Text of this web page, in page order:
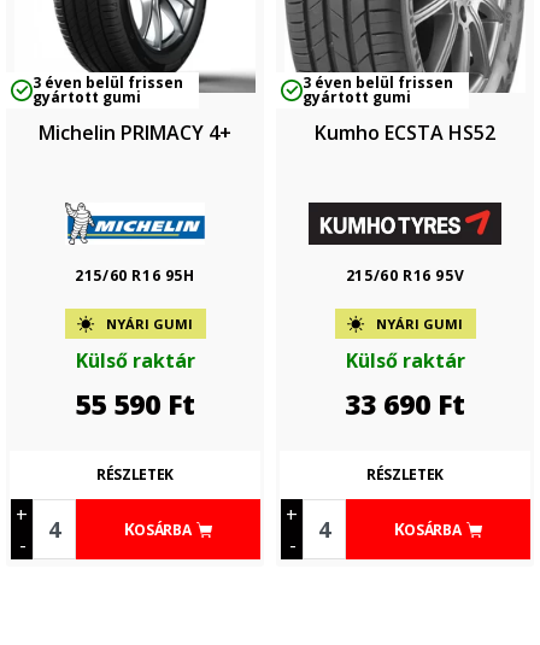
3 éven belül frissen
gyártott gumi
Michelin PRIMACY 4+
215/60 R16 95H
NYÁRI GUMI
Külső raktár
55 590 Ft
+
-
KOSÁRBA
RÉSZLETEK
3 éven belül frissen
gyártott gumi
Kumho ECSTA HS52
215/60 R16 95V
NYÁRI GUMI
Külső raktár
33 690 Ft
+
-
KOSÁRBA
RÉSZLETEK